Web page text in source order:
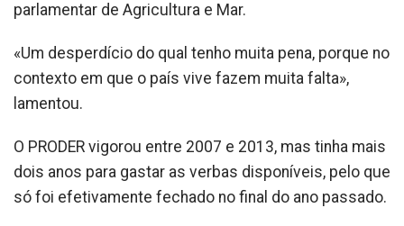
parlamentar de Agricultura e Mar.
«Um desperdício do qual tenho muita pena, porque no
contexto em que o país vive fazem muita falta»,
lamentou.
O PRODER vigorou entre 2007 e 2013, mas tinha mais
dois anos para gastar as verbas disponíveis, pelo que
só foi efetivamente fechado no final do ano passado.